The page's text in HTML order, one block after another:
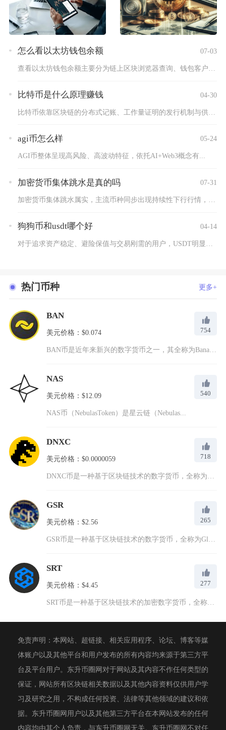
怎么看以太坊钱包余额 07-03
比特币是什么原理赚钱 04-30
比特币依靠区块链的分布式记账、工作量证明的发行机制与供需驱动...
agi币怎么样 05-24
AGI币整体呈现高风险、高波动特征，依托AI+Web3概念有...
加密货币集体跳水是真的吗 07-31
狗狗币和usdt哪个好 04-14
热门币种 更多+
BAN
美元价格：$0.074 754
NAS
美元价格：$12.09 540
NAS币（NebulasToken）是星云链（Nebulas...
DNXC
美元价格：$0.0000059 718
GSR
美元价格：$2.56 265
SRT
美元价格：$4.45 277
SRT币是一种基于区块链技术的加密数字货币，全称为Smart...
免责声明：本网站、超链接、相关应用程序、论坛、博客等媒
体账户以及其他平台和用户发布的所有内容均来源于第三方平
台及平台用户。东升币圈网对于网站及其内容不作任何类型的
保证，网站所有区块链相关数据以及其他内容资料仅供用户学
习及研究之用，不构成任何投资、法律等其他领域的建议和依
据。东升币圈网用户以及其他第三方平台在本网站发布的任何
内容均由其个人负责，与东升币圈网无关。东升币圈网不对任